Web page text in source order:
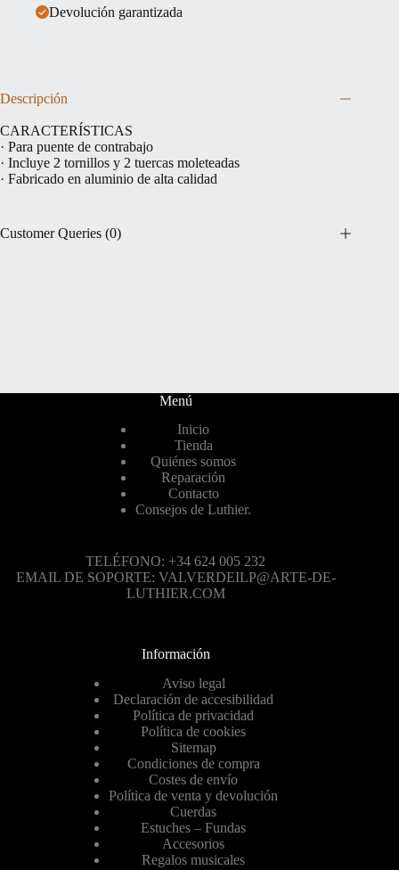
Devolución garantizada
Descripción
CARACTERÍSTICAS
· Para puente de contrabajo
· Incluye 2 tornillos y 2 tuercas moleteadas
· Fabricado en aluminio de alta calidad
Customer Queries (0)
Menú
Inicio
Tienda
Quiénes somos
Reparación
Contacto
Consejos de Luthier.
TELÉFONO: +34 624 005 232
EMAIL DE SOPORTE: VALVERDEILP@ARTE-DE-
LUTHIER.COM
Información
Aviso legal
Declaración de accesibilidad
Política de privacidad
Política de cookies
Sitemap
Condiciones de compra
Costes de envío
Política de venta y devolución
Cuerdas
Estuches – Fundas
Accesorios
Regalos musicales